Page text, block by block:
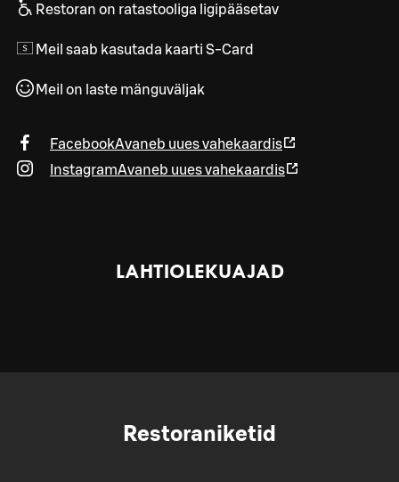
Restoran on ratastooliga ligipääsetav
Meil saab kasutada kaarti S-Card
Meil on laste mänguväljak
FacebookAvaneb uues vahekaardis
InstagramAvaneb uues vahekaardis
LAHTIOLEKUAJAD
Restoraniketid